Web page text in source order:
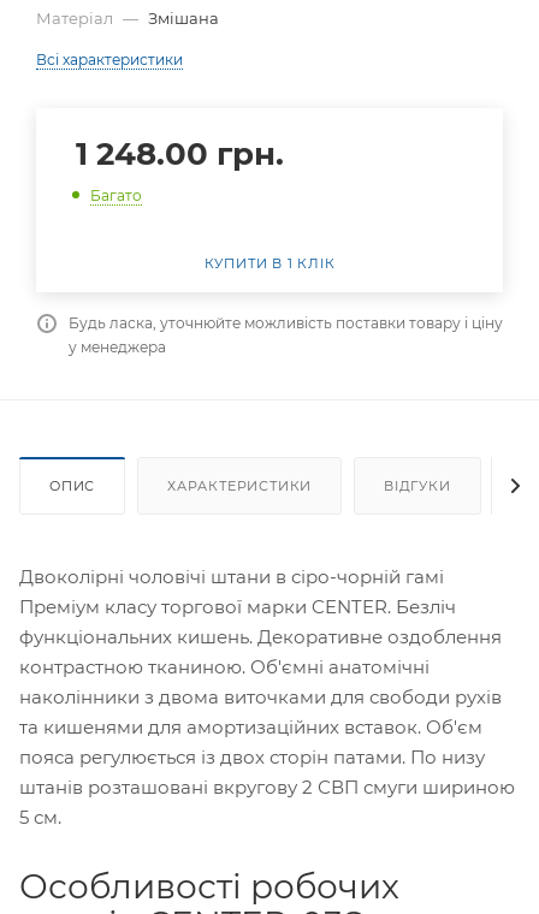
Матеріал — Змішана
Всі характеристики
1 248.00 грн.
Багато
КУПИТИ В 1 КЛІК
Будь ласка, уточнюйте можливість поставки товару і ціну
у менеджера
ОПИС ХАРАКТЕРИСТИКИ ВІДГУКИ
Двоколірні чоловічі штани в сіро-чорній гамі
Преміум класу торгової марки CENTER. Безліч
функціональних кишень. Декоративне оздоблення
контрастною тканиною. Об'ємні анатомічні
наколінники з двома виточками для свободи рухів
та кишенями для амортизаційних вставок. Об'єм
пояса регулюється із двох сторін патами. По низу
штанів розташовані вкругову 2 СВП смуги шириною
5 см.
Особливості робочих